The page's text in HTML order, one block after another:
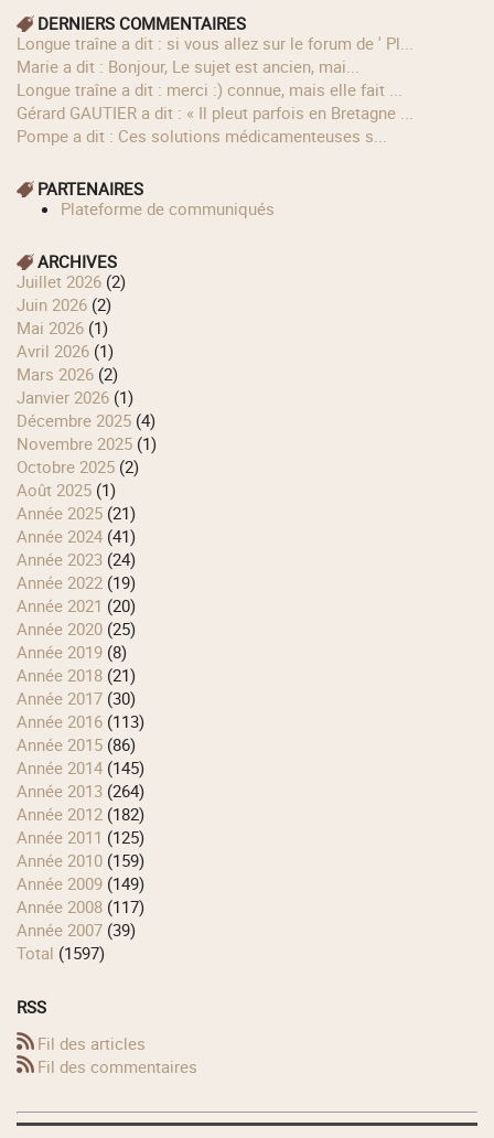
DERNIERS COMMENTAIRES
longue traîne a dit : si vous allez sur le forum de ' Pl...
Marie a dit : Bonjour, Le sujet est ancien, mai...
longue traîne a dit : merci :) connue, mais elle fait ...
Gérard GAUTIER a dit : « Il pleut parfois en Bretagne ...
Pompe a dit : Ces solutions médicamenteuses s...
PARTENAIRES
Plateforme de communiqués
ARCHIVES
juillet 2026 (2)
juin 2026 (2)
mai 2026 (1)
avril 2026 (1)
mars 2026 (2)
janvier 2026 (1)
décembre 2025 (4)
novembre 2025 (1)
octobre 2025 (2)
août 2025 (1)
année 2025 (21)
année 2024 (41)
année 2023 (24)
année 2022 (19)
année 2021 (20)
année 2020 (25)
année 2019 (8)
année 2018 (21)
année 2017 (30)
année 2016 (113)
année 2015 (86)
année 2014 (145)
année 2013 (264)
année 2012 (182)
année 2011 (125)
année 2010 (159)
année 2009 (149)
année 2008 (117)
année 2007 (39)
total (1597)
RSS
Fil des articles
Fil des commentaires